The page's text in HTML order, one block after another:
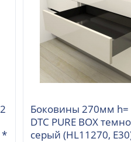
*
Боковины 270мм h=
DTC PURE BOX
серый